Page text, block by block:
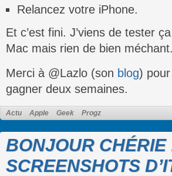
Relancez votre iPhone.
Et c’est fini. J’viens de tester
Mac mais rien de bien méchant.
Merci à @Lazlo (son blog) pour
gagner deux semaines.
Actu Apple Geek Progz
BONJOUR CHÉRIE
SCREENSHOTS